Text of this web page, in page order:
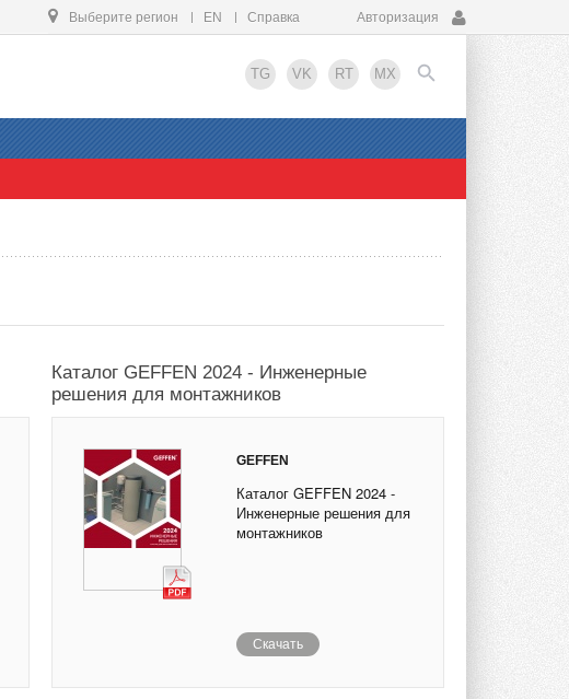
Выберите регион EN Справка Авторизация
TG VK RT MX
Каталог GEFFEN 2024 - Инженерные
решения для монтажников
GEFFEN
Каталог GEFFEN 2024 -
Инженерные решения для
монтажников
Скачать